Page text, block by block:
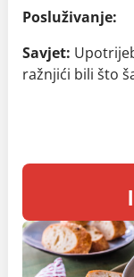
Posluživanje:
Savjet:
ražnjići bili što